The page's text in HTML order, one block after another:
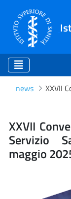
news
XXVII
XXVII
Servizio
maggio